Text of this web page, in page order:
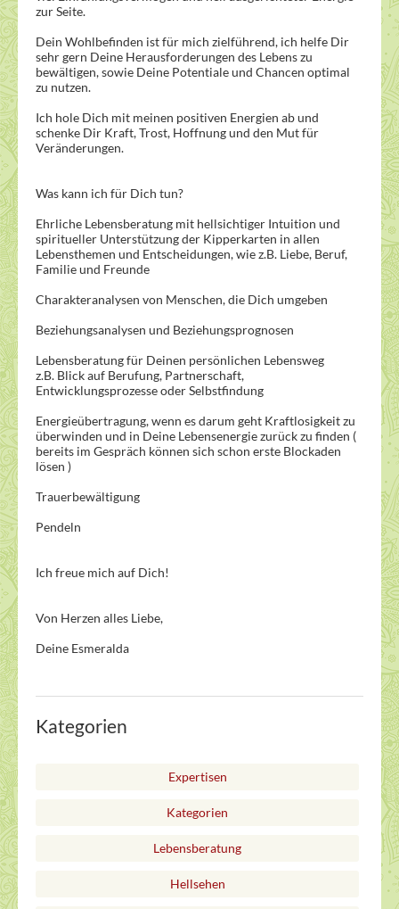
zur Seite.
Dein Wohlbefinden ist für mich zielführend, ich helfe Dir
sehr gern Deine Herausforderungen des Lebens zu
bewältigen, sowie Deine Potentiale und Chancen optimal
zu nutzen.
Ich hole Dich mit meinen positiven Energien ab und
schenke Dir Kraft, Trost, Hoffnung und den Mut für
Veränderungen.
Was kann ich für Dich tun?
Ehrliche Lebensberatung mit hellsichtiger Intuition und
spiritueller Unterstützung der Kipperkarten in allen
Lebensthemen und Entscheidungen, wie z.B. Liebe, Beruf,
Familie und Freunde
Charakteranalysen von Menschen, die Dich umgeben
Beziehungsanalysen und Beziehungsprognosen
Lebensberatung für Deinen persönlichen Lebensweg
z.B. Blick auf Berufung, Partnerschaft,
Entwicklungsprozesse oder Selbstfindung
Energieübertragung, wenn es darum geht Kraftlosigkeit zu
überwinden und in Deine Lebensenergie zurück zu finden (
bereits im Gespräch können sich schon erste Blockaden
lösen )
Trauerbewältigung
Pendeln
Ich freue mich auf Dich!
Von Herzen alles Liebe,
Deine Esmeralda
Kategorien
Expertisen
Kategorien
Lebensberatung
Hellsehen